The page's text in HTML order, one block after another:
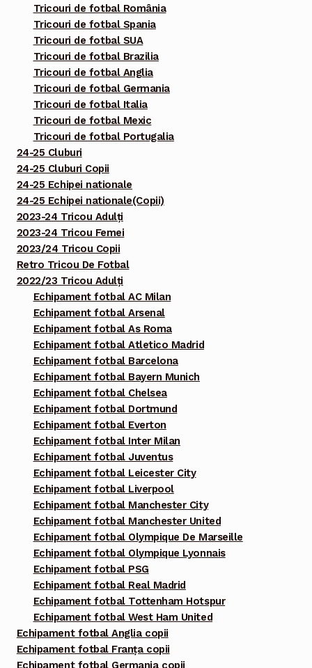
Tricouri de fotbal România
Tricouri de fotbal Spania
Tricouri de fotbal SUA
Tricouri de fotbal Brazilia
Tricouri de fotbal Anglia
Tricouri de fotbal Germania
Tricouri de fotbal Italia
Tricouri de fotbal Mexic
Tricouri de fotbal Portugalia
24-25 Cluburi
24-25 Cluburi Copii
24-25 Echipei nationale
24-25 Echipei nationale(Copii)
2023-24 Tricou Adulți
2023-24 Tricou Femei
2023/24 Tricou Copii
Retro Tricou De Fotbal
2022/23 Tricou Adulți
Echipament fotbal AC Milan
Echipament fotbal Arsenal
Echipament fotbal As Roma
Echipament fotbal Atletico Madrid
Echipament fotbal Barcelona
Echipament fotbal Bayern Munich
Echipament fotbal Chelsea
Echipament fotbal Dortmund
Echipament fotbal Everton
Echipament fotbal Inter Milan
Echipament fotbal Juventus
Echipament fotbal Leicester City
Echipament fotbal Liverpool
Echipament fotbal Manchester City
Echipament fotbal Manchester United
Echipament fotbal Olympique De Marseille
Echipament fotbal Olympique Lyonnais
Echipament fotbal PSG
Echipament fotbal Real Madrid
Echipament fotbal Tottenham Hotspur
Echipament fotbal West Ham United
Echipament fotbal Anglia copii
Echipament fotbal Franța copii
Echipament fotbal Germania copii